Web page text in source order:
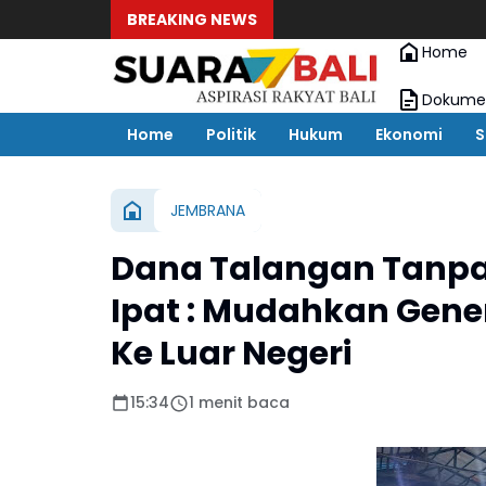
BREAKING NEWS
Home
Home
Politik Hukum Ekonomi
JEMBRANA
Dana Talangan
Ipat : Mudahkan
Ke Luar Negeri
15:34 1 menit baca